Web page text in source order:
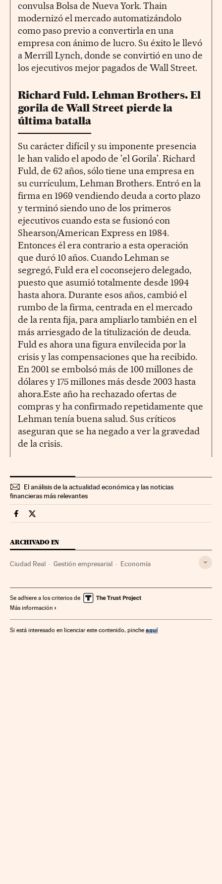
convulsa Bolsa de Nueva York. Thain
modernizó el mercado automatizándolo
como paso previo a convertirla en una
empresa con ánimo de lucro. Su éxito le llevó
a Merrill Lynch, donde se convirtió en uno de
los ejecutivos mejor pagados de Wall Street.
Richard Fuld. Lehman Brothers. El
gorila de Wall Street pierde la
última batalla
Su carácter difícil y su imponente presencia
le han valido el apodo de 'el Gorila'. Richard
Fuld, de 62 años, sólo tiene una empresa en
su currículum, Lehman Brothers. Entró en la
firma en 1969 vendiendo deuda a corto plazo
y terminó siendo uno de los primeros
ejecutivos cuando esta se fusionó con
Shearson/American Express en 1984.
Entonces él era contrario a esta operación
que duró 10 años. Cuando Lehman se
segregó, Fuld era el coconsejero delegado,
puesto que asumió totalmente desde 1994
hasta ahora. Durante esos años, cambió el
rumbo de la firma, centrada en el mercado
de la renta fija, para ampliarlo también en el
más arriesgado de la titulización de deuda.
Fuld es ahora una figura envilecida por la
crisis y las compensaciones que ha recibido.
En 2001 se embolsó más de 100 millones de
dólares y 175 millones más desde 2003 hasta
ahora.Este año ha rechazado ofertas de
compras y ha confirmado repetidamente que
Lehman tenía buena salud. Sus críticos
aseguran que se ha negado a ver la gravedad
de la crisis.
El análisis de la actualidad económica y las noticias
financieras más relevantes
Economia Cinco Días en Facebook
Economia Cinco Días en Twitter
ARCHIVADO EN
Ciudad Real Gestión empresarial Economía
Se adhiere a los criterios de
Más información
Si está interesado en licenciar este contenido, pinche aquí